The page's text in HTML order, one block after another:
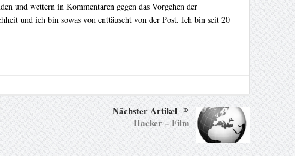
und wettern in Kommentaren gegen das Vorgehen der
und ich bin sowas von enttäuscht von der Post. Ich bin seit 20
Nächster Artikel
Hacker – Film